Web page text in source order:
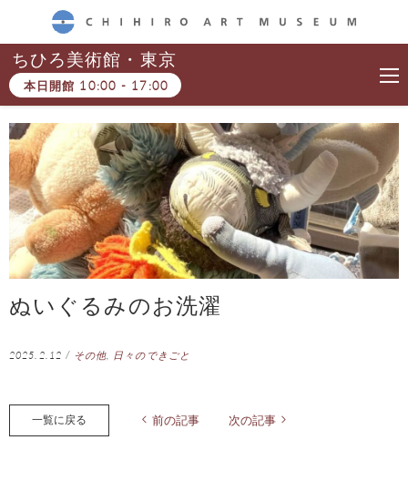
CHIHIRO ART MUSEUM
ちひろ美術館・東京
本日開館 10:00 - 17:00
ぬいぐるみのお洗濯
2025.2.12 / その他 日々のできごと
一覧に戻る 前の記事 次の記事